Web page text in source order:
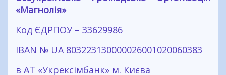
«Магнолія»
Код ЄДРПОУ – 33629986
IBAN № UA 803223130000026001020060383
в АТ «Укрексімбанк» м. Києва